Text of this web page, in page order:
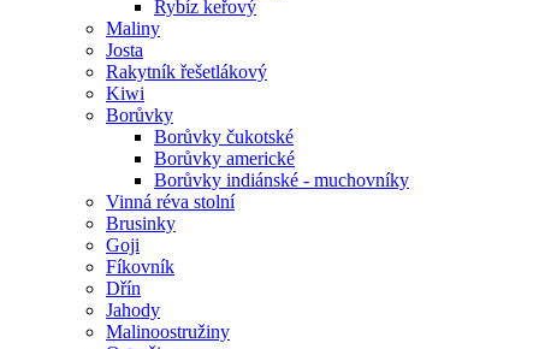
Rybíz keřový
Maliny
Josta
Rakytník řešetlákový
Kiwi
Borůvky
Borůvky čukotské
Borůvky americké
Borůvky indiánské - muchovníky
Vinná réva stolní
Brusinky
Goji
Fíkovník
Dřín
Jahody
Malinoostružiny